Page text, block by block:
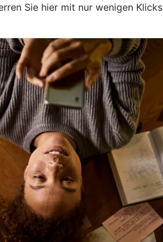
Sie hier mit nur wenigen